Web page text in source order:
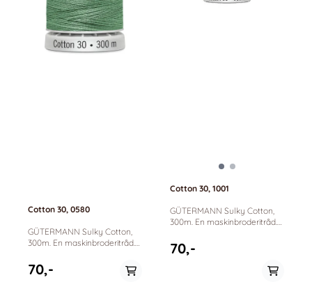
Cotton 30, 0580
GÜTERMANN Sulky Cotton,
300m. En maskinbroderitråd.
maskinbrodering, dekorative
sømmer og quilting.
70,-
Cotton 30, 1001
GÜTERMANN Sulky Cotton,
300m. En maskinbroderitråd.
maskinbrodering, dekorative
sømmer og quilting.
70,-